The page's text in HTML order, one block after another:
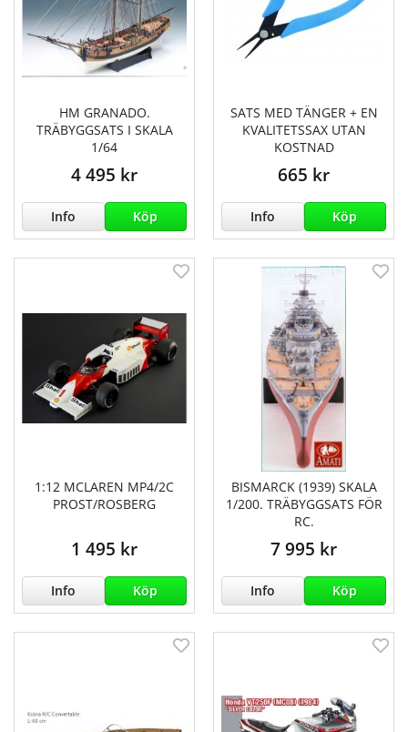
HM GRANADO.
TRÄBYGGSATS I SKALA
1/64
4 495 kr
Info Köp
SATS MED TÄNGER + EN
KVALITETSSAX UTAN
KOSTNAD
665 kr
Info Köp
1:12 MCLAREN MP4/2C
PROST/ROSBERG
1 495 kr
Info Köp
BISMARCK (1939) SKALA
1/200. TRÄBYGGSATS FÖR
RC.
7 995 kr
Info Köp